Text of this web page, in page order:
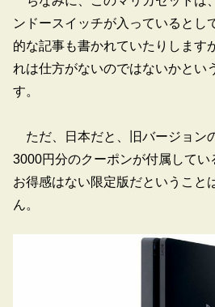
ンドースイッチが入っているとし
的な記事も書かれていたりします
れは仕方がないのではないかとい
す。
ただ、日本だと、旧バージョン
3000円分のクーポンが付属して
お得感はない限定版だということ
ん。